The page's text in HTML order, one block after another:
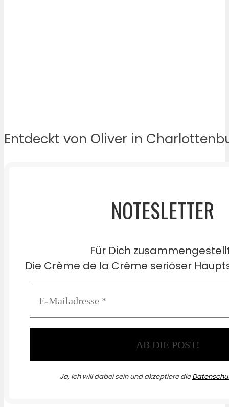
Entdeckt von Oliver in
NOTESLETTER
Für Dich
Die Crème de la Crème seriöser
Ja, ich will dabei sein und akzeptiere die